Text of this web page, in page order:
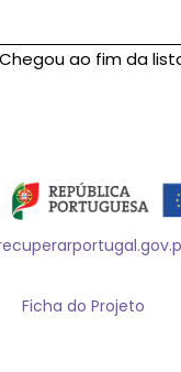
Chegou ao fim da
Ficha do Projeto